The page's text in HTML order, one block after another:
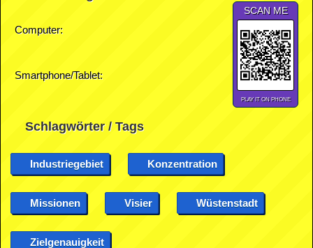
Computer:
Smartphone/Tablet:
SCAN ME
PLAY IT ON PHONE
Schlagwörter / Tags
Industriegebiet Konzentration
Missionen Visier Wüstenstadt
Zielgenauigkeit